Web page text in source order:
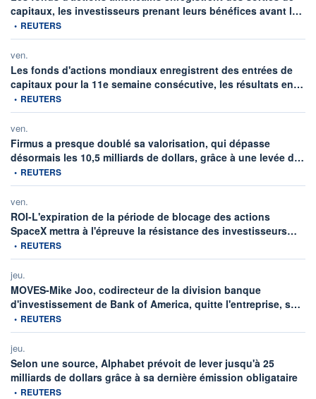
capitaux, les investisseurs prenant leurs bénéfices avant l…
• REUTERS
ven.
Les fonds d'actions mondiaux enregistrent des entrées de
capitaux pour la 11e semaine consécutive, les résultats en…
• REUTERS
ven.
Firmus a presque doublé sa valorisation, qui dépasse
désormais les 10,5 milliards de dollars, grâce à une levée d…
• REUTERS
ven.
ROI-L'expiration de la période de blocage des actions
SpaceX mettra à l'épreuve la résistance des investisseurs…
• REUTERS
jeu.
MOVES-Mike Joo, codirecteur de la division banque
d'investissement de Bank of America, quitte l'entreprise, s…
• REUTERS
jeu.
Selon une source, Alphabet prévoit de lever jusqu'à 25
milliards de dollars grâce à sa dernière émission obligataire
• REUTERS